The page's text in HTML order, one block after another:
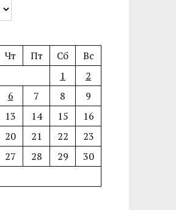
Чт Пт Сб
Вс
1
2
6 7 8
9
13 14 15
16
20 21 22
23
27 28 29
30